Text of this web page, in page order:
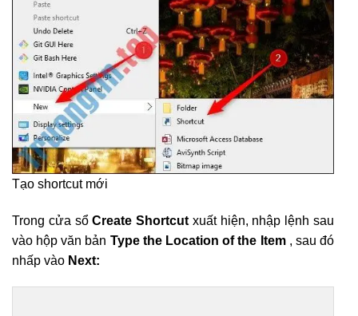
Tạo shortcut mới
Trong cửa sổCreate Shortcut xuất hiện, nhập lệnh sau
vào hộp văn bản Type the Location of the Item , sau đó
nhấp vào Next: